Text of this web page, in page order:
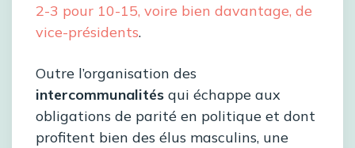
2-3 pour 10-15, voire bien davantage, de
vice-présidents.
Outre l’organisation des
intercommunalités qui échappe aux
obligations de parité en politique et dont
profitent bien des élus masculins, une